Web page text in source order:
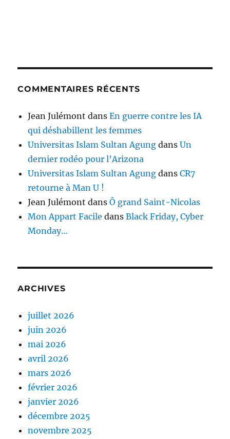
COMMENTAIRES RÉCENTS
Jean Julémont dansEn guerre contre les IA
qui déshabillent les femmes
Universitas Islam Sultan Agung dansUn
dernier rodéo pour l’Arizona
Universitas Islam Sultan Agung dansCR7
retourne à Man U !
Jean Julémont dansÔ grand Saint-Nicolas
Mon Appart Facile dansBlack Friday, Cyber
Monday…
ARCHIVES
juillet 2026
juin 2026
mai 2026
avril 2026
mars 2026
février 2026
janvier 2026
décembre 2025
novembre 2025